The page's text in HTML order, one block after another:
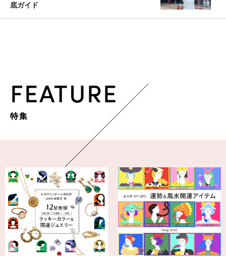
底ガイド
FEATURE
特集